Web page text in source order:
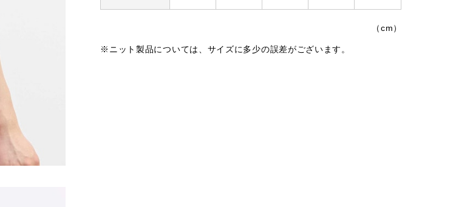
（cm）
※ニット製品については、サイズに多少の誤差がございます。